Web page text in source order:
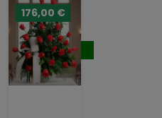
489,00
€
Comprar
176,00 €